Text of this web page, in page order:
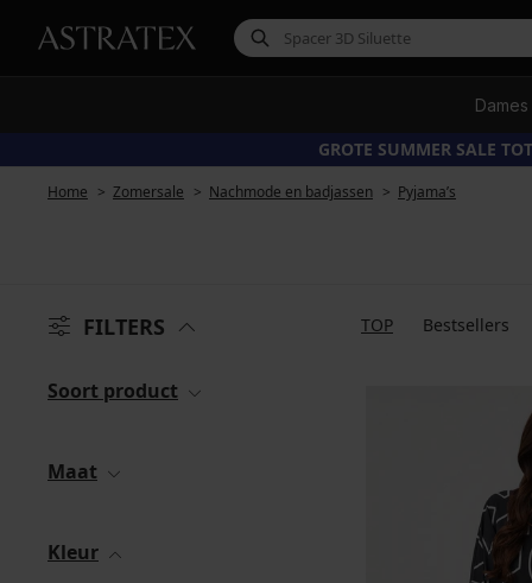
Dames
GROTE SUMMER SALE
Home Zomersale Nachmode en badjassen Pyjama’s
FILTERS TOP Bestsellers
Soort product
Maat
Kleur